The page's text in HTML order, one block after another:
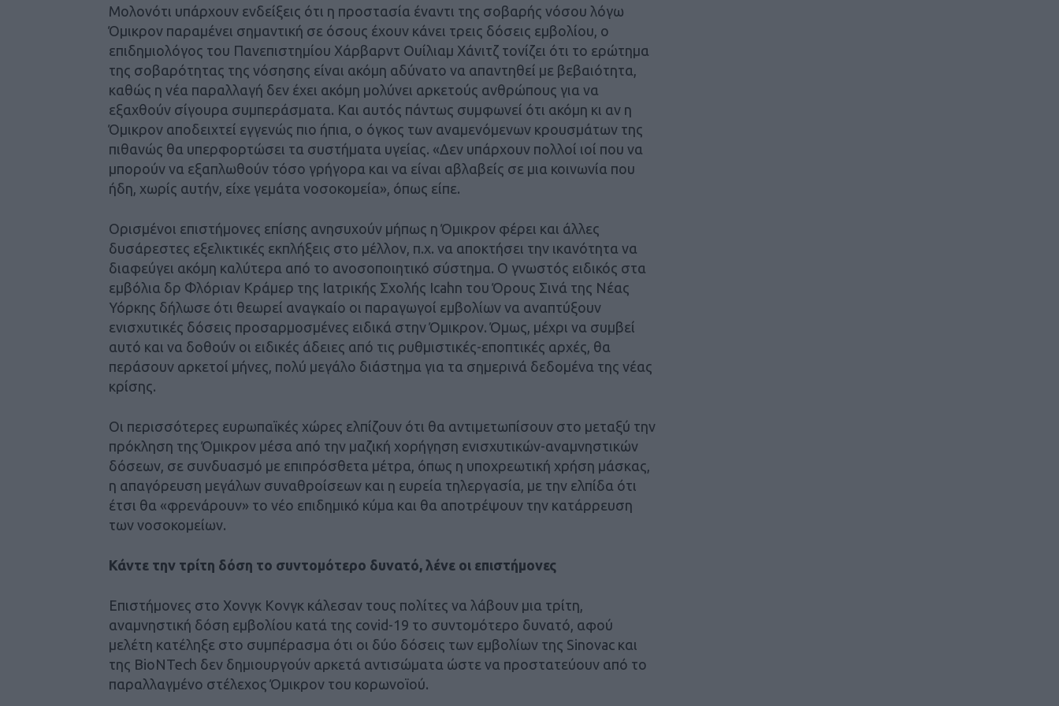
Μολονότι υπάρχουν ενδείξεις ότι η προστασία έναντι της σοβαρής νόσου λόγω
Όμικρον παραμένει σημαντική σε όσους έχουν κάνει τρεις δόσεις εμβολίου, ο
επιδημιολόγος του Πανεπιστημίου Χάρβαρντ Ουίλιαμ Χάνιτζ τονίζει ότι το ερώτημα
της σοβαρότητας της νόσησης είναι ακόμη αδύνατο να απαντηθεί με βεβαιότητα,
καθώς η νέα παραλλαγή δεν έχει ακόμη μολύνει αρκετούς ανθρώπους για να
εξαχθούν σίγουρα συμπεράσματα. Και αυτός πάντως συμφωνεί ότι ακόμη κι αν η
Όμικρον αποδειχτεί εγγενώς πιο ήπια, ο όγκος των αναμενόμενων κρουσμάτων της
πιθανώς θα υπερφορτώσει τα συστήματα υγείας. «Δεν υπάρχουν πολλοί ιοί που να
μπορούν να εξαπλωθούν τόσο γρήγορα και να είναι αβλαβείς σε μια κοινωνία που
ήδη, χωρίς αυτήν, είχε γεμάτα νοσοκομεία», όπως είπε.
Ορισμένοι επιστήμονες επίσης ανησυχούν μήπως η Όμικρον φέρει και άλλες
δυσάρεστες εξελικτικές εκπλήξεις στο μέλλον, π.χ. να αποκτήσει την ικανότητα να
διαφεύγει ακόμη καλύτερα από το ανοσοποιητικό σύστημα. Ο γνωστός ειδικός στα
εμβόλια δρ Φλόριαν Κράμερ της Ιατρικής Σχολής Icahn του Όρους Σινά της Νέας
Υόρκης δήλωσε ότι θεωρεί αναγκαίο οι παραγωγοί εμβολίων να αναπτύξουν
ενισχυτικές δόσεις προσαρμοσμένες ειδικά στην Όμικρον. Όμως, μέχρι να συμβεί
αυτό και να δοθούν οι ειδικές άδειες από τις ρυθμιστικές-εποπτικές αρχές, θα
περάσουν αρκετοί μήνες, πολύ μεγάλο διάστημα για τα σημερινά δεδομένα της νέας
κρίσης.
Οι περισσότερες ευρωπαϊκές χώρες ελπίζουν ότι θα αντιμετωπίσουν στο μεταξύ την
πρόκληση της Όμικρον μέσα από την μαζική χορήγηση ενισχυτικών-αναμνηστικών
δόσεων, σε συνδυασμό με επιπρόσθετα μέτρα, όπως η υποχρεωτική χρήση μάσκας,
η απαγόρευση μεγάλων συναθροίσεων και η ευρεία τηλεργασία, με την ελπίδα ότι
έτσι θα «φρενάρουν» το νέο επιδημικό κύμα και θα αποτρέψουν την κατάρρευση
των νοσοκομείων.
Κάντε την τρίτη δόση το συντομότερο δυνατό, λένε οι επιστήμονες
Επιστήμονες στο Χονγκ Κονγκ κάλεσαν τους πολίτες να λάβουν μια τρίτη,
αναμνηστική δόση εμβολίου κατά της covid-19 το συντομότερο δυνατό, αφού
μελέτη κατέληξε στο συμπέρασμα ότι οι δύο δόσεις των εμβολίων της Sinovac και
της BioNTech δεν δημιουργούν αρκετά αντισώματα ώστε να προστατεύουν από το
παραλλαγμένο στέλεχος Όμικρον του κορωνοϊού.